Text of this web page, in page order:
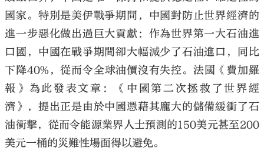
大公文匯
國家。特別是美伊戰爭期間，中國對防止世界經濟的
進一步惡化做出過巨大貢獻：作為世界第一大石油進
口國，中國在戰爭期間卻大幅減少了石油進口，同比
下降40%，從而令全球油價沒有失控。法國《費加羅
報》為此發表文章：《中國第二次拯救了世界經
濟》，提出正是由於中國憑藉其龐大的儲備緩衝了石
油衝擊，從而令能源業界人士預測的150美元甚至200
美元一桶的災難性場面得以避免。